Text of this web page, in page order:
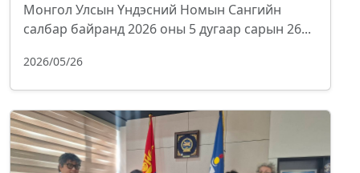
Монгол Улсын Үндэсний Номын Сангийн
салбар байранд 2026 оны 5 дугаар сарын 26...
2026/05/26